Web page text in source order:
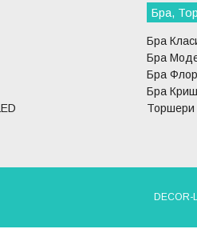
Бра,
Бра
Бра
Бра
Бра
Торшери